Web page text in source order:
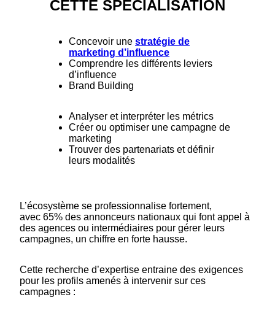
CETTE SPÉCIALISATION
Concevoir une stratégie de
marketing d’influence
Comprendre les différents leviers
d’influence
Brand Building
Analyser et interpréter les métrics
Créer ou optimiser une campagne de
marketing
Trouver des partenariats et définir
leurs modalités
L’écosystème se professionnalise fortement,
avec 65% des annonceurs nationaux qui font appel à
des agences ou intermédiaires pour gérer leurs
campagnes, un chiffre en forte hausse.
Cette recherche d’expertise entraine des exigences
pour les profils amenés à intervenir sur ces
campagnes :